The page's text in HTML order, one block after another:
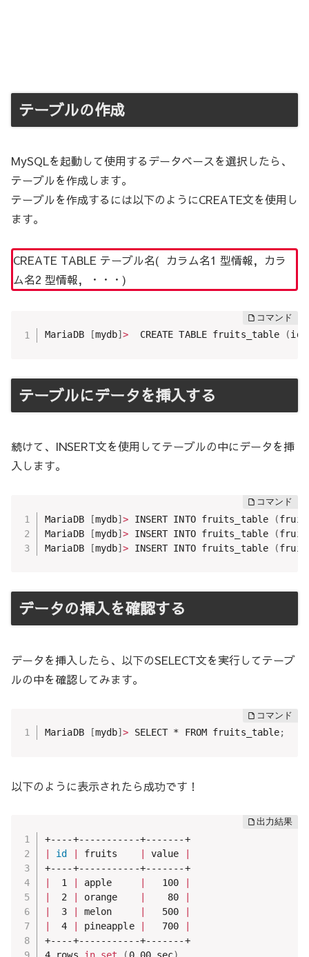
テーブルの作成
MySQLを起動して使用するデータベースを選択したら、
テーブルを作成します。
テーブルを作成するには以下のようにCREATE文を使用し
ます。
CREATE TABLE テーブル名( カラム名1 型情報, カラ
ム名2 型情報, ・・・)
MariaDB [mydb]>
  CREATE TABLE fruits_table
(id
テーブルにデータを挿入する
続けて、INSERT文を使用してテーブルの中にデータを挿
入します。
MariaDB [mydb]> INSERT INTO fruits_table (
MariaDB
[mydb]> INSERT INTO fruits_table (
MariaDB
[mydb]> INSERT INTO fruits_table (
データの挿入を確認する
データを挿入したら、以下のSELECT文を実行してテーブ
ルの中を確認してみます。
MariaDB [mydb]> SELECT * FROM fruits_table;
以下のように表示されたら成功です！
+----+-----------+-------+
id fruits value
+----+-----------+-------+
  1
apple
   100
  2
orange
    80
  3
melon
   500
  4
pineapple
   700
+----+-----------+-------+